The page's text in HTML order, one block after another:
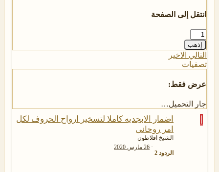
انتقل إلى الصفحة
إذهب
التالي الاخير
تصفيات
عرض فقط:
جار التحميل…
اضمار الابجديه كاملا لتسخير ارواح الحروف لكل
امر روحانى
الشيخ افلاطون
الردود 2
26 مارس 2020